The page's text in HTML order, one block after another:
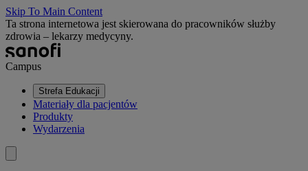
Skip To Main Content
Ta strona internetowa jest skierowana do pracowników służby
zdrowia – lekarzy medycyny.
Campus
Strefa Edukacji
Materiały dla pacjentów
Produkty
Wydarzenia